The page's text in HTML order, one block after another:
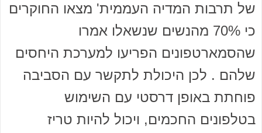
של תרבות המדיה העממית' מצאו החוקרים
כי 70% מהנשים שנשאלו אמרו
שהסמארטפונים הפריעו למערכת היחסים
שלהם . לכן היכולת לתקשר עם הסביבה
פוחתת באופן דרסטי עם השימוש
בטלפונים החכמים, ויכול להיות טריז